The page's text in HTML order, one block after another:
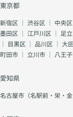
東京都
新宿区 ｜ 渋谷区 ｜ 中央区
墨田区 ｜ 江戸川区 ｜ 足
｜ 目黒区 ｜ 品川区 ｜ 大
町田市 ｜ 立川市 ｜ 八王
愛知県
名古屋市（名駅前・栄・金